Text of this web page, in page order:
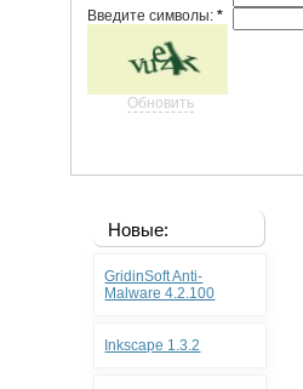
Введите символы:*
Обновить
Новые:
GridinSoft Anti-
Malware 4.2.100
Inkscape 1.3.2